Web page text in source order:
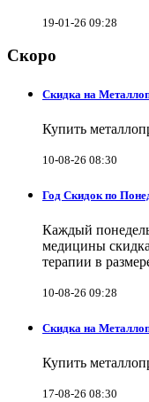
19-01-26 09:28
Скоро
Скидка на
Купить
10-08-26 08:30
Год Скидок по
Каждый
медицины
терапии в
10-08-26 09:28
Скидка на
Купить
17-08-26 08:30